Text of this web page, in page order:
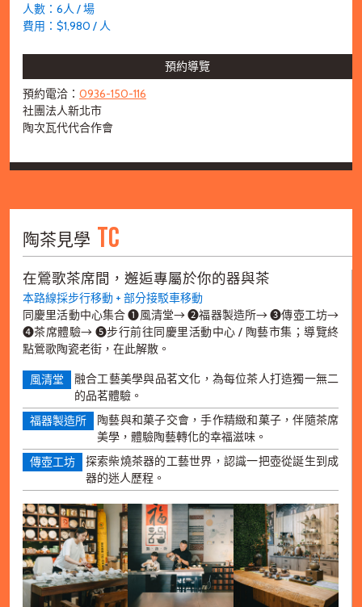
人數：6人 / 場
費用：$1,980 / 人
預約導覽
預約電洽： 0936-150-116
社團法人新北市
陶次瓦代代合作會
陶茶見學 TC
在鶯歌茶席間，邂逅專屬於你的器與茶
本路線採步行移動 + 部分接駁車移動
同慶里活動中心集合 ➊風清堂→ ➋福器製造所→ ➌傳壺工坊→
➍茶席體驗→ ➎步行前往同慶里活動中心 / 陶藝市集；導覽終
點鶯歌陶瓷老街，在此解散。
風清堂
融合工藝美學與品茗文化，為每位茶人打造獨一無二
的品茗體驗。
福器製造所
陶藝與和菓子交會，手作精緻和菓子，伴隨茶席
美學，體驗陶藝轉化的幸福滋味。
傳壺工坊
探索柴燒茶器的工藝世界，認識一把壺從誕生到成
器的迷人歷程。